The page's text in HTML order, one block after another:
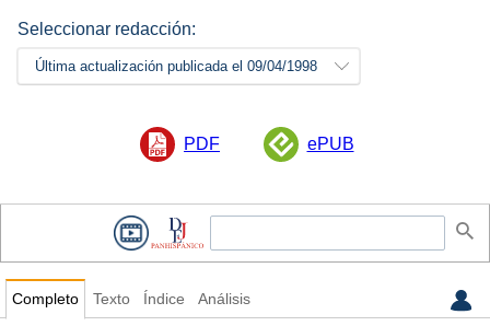
Seleccionar redacción:
Última actualización publicada el 09/04/1998
PDF ePUB
Completo Texto Índice Análisis